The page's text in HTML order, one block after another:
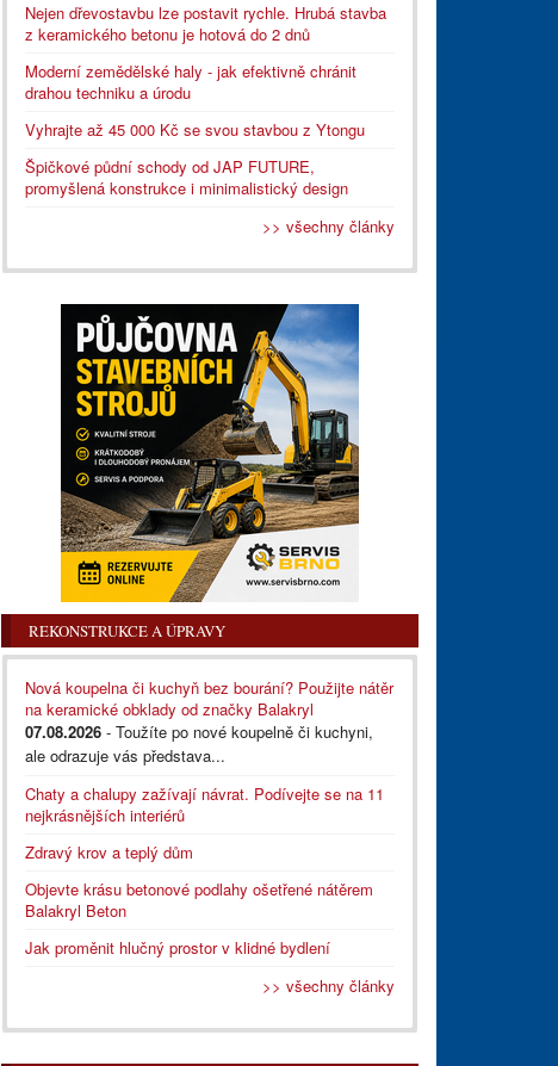
Nejen dřevostavbu lze postavit rychle. Hrubá stavba
z keramického betonu je hotová do 2 dnů
Moderní zemědělské haly - jak efektivně chránit
drahou techniku a úrodu
Vyhrajte až 45 000 Kč se svou stavbou z Ytongu
Špičkové půdní schody od JAP FUTURE,
promyšlená konstrukce i minimalistický design
>> všechny články
REKONSTRUKCE A ÚPRAVY
Nová koupelna či kuchyň bez bourání? Použijte nátěr
na keramické obklady od značky Balakryl
07.08.2026 - Toužíte po nové koupelně či kuchyni,
ale odrazuje vás představa...
Chaty a chalupy zažívají návrat. Podívejte se na 11
nejkrásnějších interiérů
Zdravý krov a teplý dům
Objevte krásu betonové podlahy ošetřené nátěrem
Balakryl Beton
Jak proměnit hlučný prostor v klidné bydlení
>> všechny články